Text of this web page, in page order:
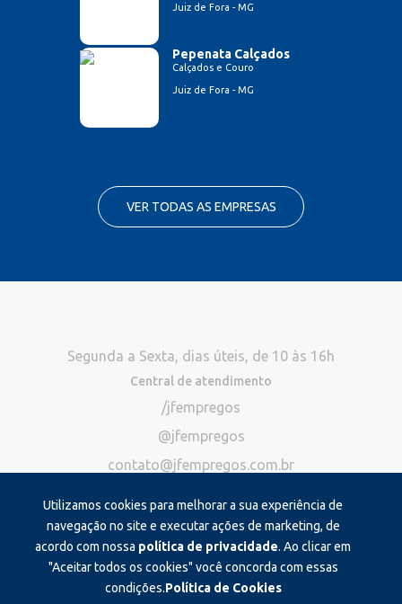
Juiz de Fora - MG
Pepenata Calçados
Calçados e Couro
Juiz de Fora - MG
VER TODAS AS EMPRESAS
Utilizamos cookies para melhorar a sua experiência de
navegação no site e executar ações de marketing, de
acordo com nossa política de privacidade. Ao clicar em
"Aceitar todos os cookies" você concorda com essas
condições.Política de Cookies
Segunda a Sexta, dias úteis, de 10 às 16h
Central de atendimento
/jfempregos
@jfempregos
contato@jfempregos.com.br
Publicidade
*Exclusivo para atendimento via chat. Não atendemos ligações neste
canal
Produzido e administrado por: